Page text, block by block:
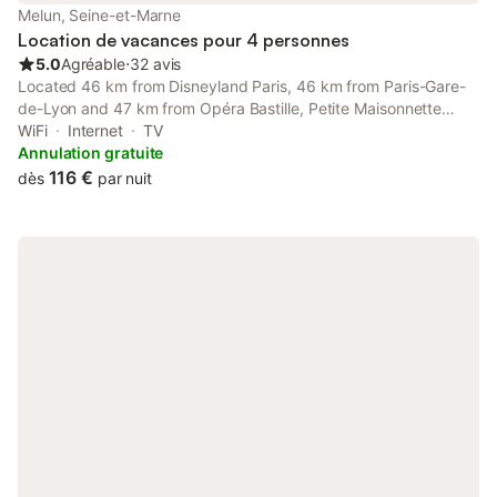
de Melun (5min) -musée de la gendarmerie Nationale(5min -zoo
du bois d'atilly -chateau de blandy les tours (15min) -bateau
nature( c
Melun, Seine-et-Marne
Location de vacances pour 4 personnes
5.0Agréable⋅32 avis
Located 46 km from Disneyland Paris, 46 km from Paris-Gare-
de-Lyon and 47 km from Opéra Bastille, Petite Maisonnette
Cosy - Proche Gare Melun provides accommodation set in
Melun.
WiFi Internet
TV
Annulation gratuite
dès 116 € par nuit